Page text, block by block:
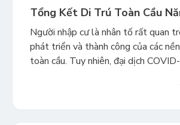
Tổng Kết Di Trú Toàn Cầu
Người nhập cư là nhân tố rất quan
phát triển và thành công của các
toàn cầu. Tuy nhiên, đại dịch
làm ảnh hưởng việc đi lại của người